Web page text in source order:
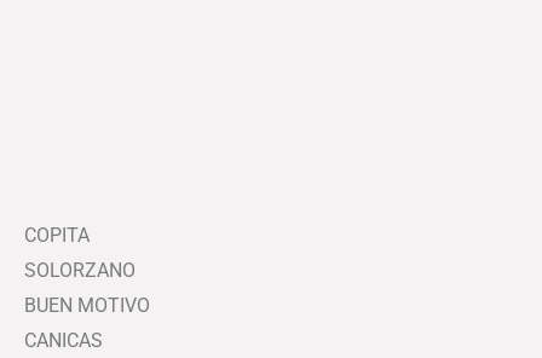
COPITA
SOLORZANO
BUEN MOTIVO
CANICAS